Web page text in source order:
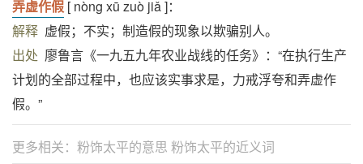
弄虚作假 [ nòng xū zuò jiǎ ]：
解释 虚假；不实；制造假的现象以欺骗别人。
出处 廖鲁言《一九五九年农业战线的任务》：“在执行生产
计划的全部过程中，也应该实事求是，力戒浮夸和弄虚作
假。”
更多相关： 粉饰太平的意思 粉饰太平的近义词